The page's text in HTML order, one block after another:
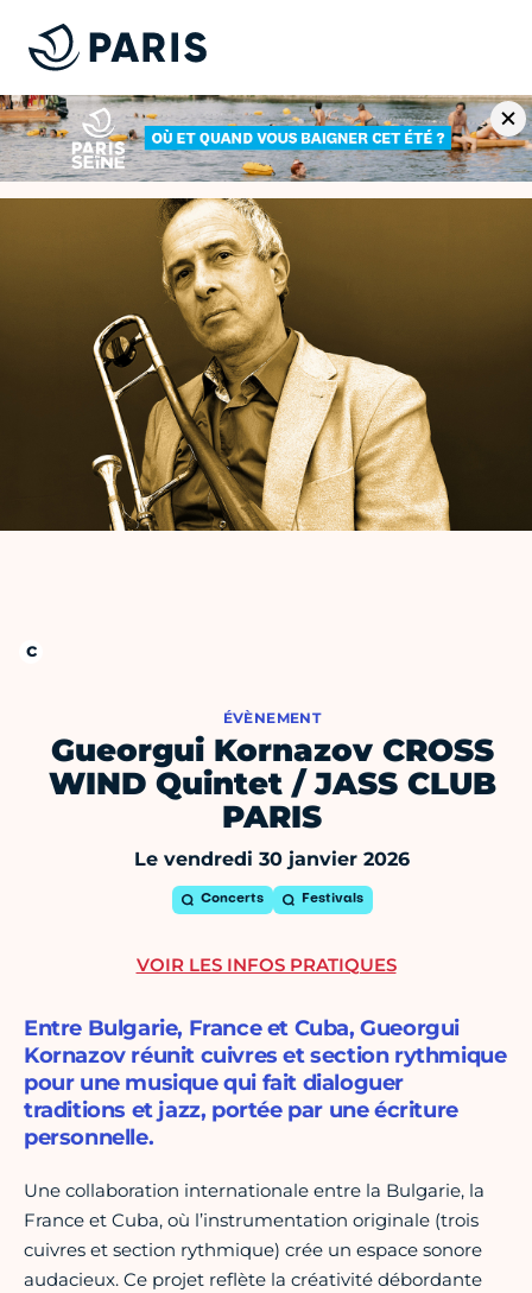
ÉVÈNEMENT
Gueorgui Kornazov CROSS
WIND Quintet / JASS CLUB
PARIS
Le vendredi 30 janvier 2026
Concerts Festivals
Entre Bulgarie, France et Cuba, Gueorgui
Kornazov réunit cuivres et section rythmique
pour une musique qui fait dialoguer
traditions et jazz, portée par une écriture
personnelle.
Une collaboration internationale entre la Bulgarie, la
France et Cuba, où l’instrumentation originale (trois
cuivres et section rythmique) crée un espace sonore
audacieux. Ce projet reflète la créativité débordante
VOIR LES INFOS PRATIQUES